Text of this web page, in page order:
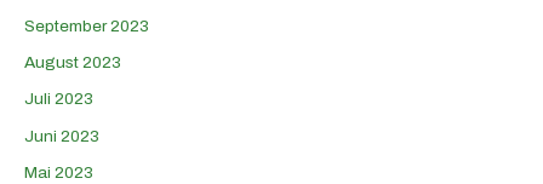
September 2023
August 2023
Juli 2023
Juni 2023
Mai 2023